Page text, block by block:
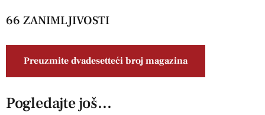
66 ZANIMLJIVOSTI
Preuzmite dvadesetteći broj magazina
Pogledajte još...